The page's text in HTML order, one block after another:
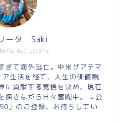
Act Locally
ータ Saki
ぎて海外逃亡。中米グアテマ
生活を経て、人生の価値観
に貢献する覚悟を決め、現在
描きながら日々奮闘中。 ↓公
」のご登録、お待ちしてい